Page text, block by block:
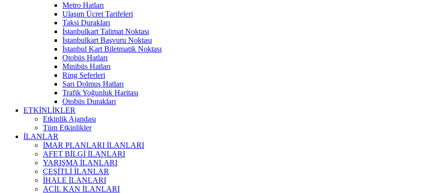
Metro Hatları
Ulaşım Ücret Tarifeleri
Taksi Durakları
İstanbulkart Talimat Noktası
İstanbulkart Başvuru Noktası
İstanbul Kart Biletmatik Noktası
Otobüs Hatları
Minibüs Hatları
Ring Seferleri
Sarı Dolmuş Hatları
Trafik Yoğunluk Haritası
Otobüs Durakları
ETKİNLİKLER
Etkinlik Ajandası
Tüm Etkinlikler
İLANLAR
İMAR PLANLARI İLANLARI
AFET BİLGİ İLANLARI
YARIŞMA İLANLARI
ÇEŞİTLİ İLANLAR
İHALE İLANLARI
ACİL KAN İLANLARI